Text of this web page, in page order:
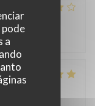
pode
a